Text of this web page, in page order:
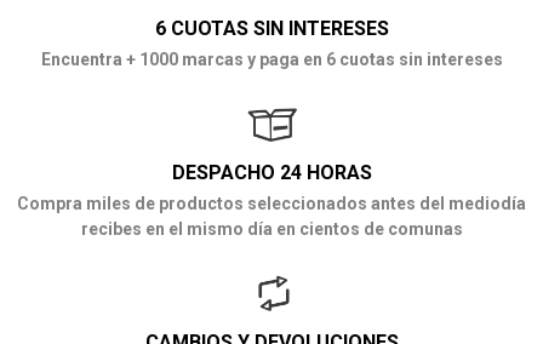
6 CUOTAS SIN INTERESES
Encuentra + 1000 marcas y paga en 6 cuotas sin intereses
DESPACHO 24 HORAS
Compra miles de productos seleccionados antes del mediodía
recibes en el mismo día en cientos de comunas